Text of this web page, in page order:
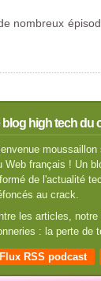
nombreux
blog high tech du
Web français ! Un
de l'actualité
au crack.
les articles,
: la perte de
Flux RSS podcast